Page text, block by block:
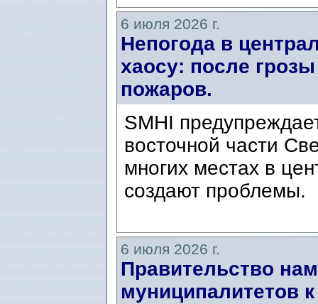
6 июля 2026 г.
Непогода в
хаосу: после
пожаров.
SMHI
восточной части
многих местах в
создают проблемы.
6 июля 2026 г.
Правительство
муниципалитетов